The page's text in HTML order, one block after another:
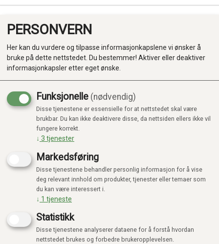
Produkter
Kategorier
KUNNE IKKE FINNE PRODUKTET
PERSONVERN
Her kan du vurdere og tilpasse informasjonkapslene vi ønsker å
bruke på dette nettstedet. Du bestemmer! Aktiver eller deaktiver
informasjonkapsler etter eget ønske.
Funksjonelle (nødvendig)
Disse tjenestene er essensielle for at nettstedet skal være
brukbar. Du kan ikke deaktivere disse, da nettsiden ellers ikke vil
fungere korrekt.
↓ 3 tjenester
Markedsføring
Disse tjenestene behandler personlig informasjon for å vise
deg relevant innhold om produkter, tjenester eller temaer som
du kan være interessert i.
↓ 1 tjeneste
Statistikk
Disse tjenestene analyserer dataene for å forstå hvordan
nettstedet brukes og forbedre brukeropplevelsen.